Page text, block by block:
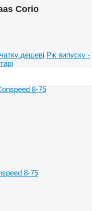
Corio
дешеві Рік випуску -
8-75